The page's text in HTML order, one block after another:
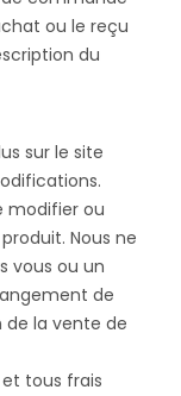
ou le reçu
du
sur le site
modifier ou
Nous ne
vous ou un
de
de la vente de
tous frais